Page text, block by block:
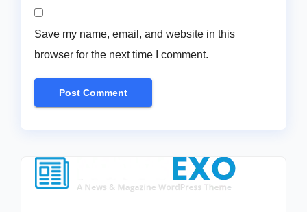
Save my name, email, and website in this
browser for the next time I comment.